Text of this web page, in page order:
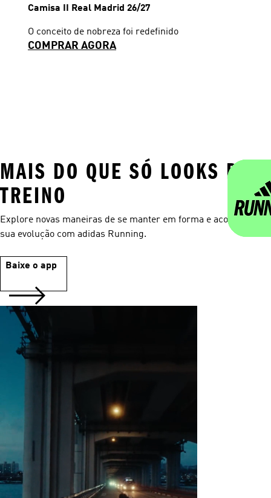
Camisa II Real Madrid 26/27
O conceito de nobreza foi redefinido
COMPRAR AGORA
MAIS DO QUE SÓ LOOKS DE
TREINO
Explore novas maneiras de se manter em forma e acompanhar
sua evolução com adidas Running.
Baixe o app